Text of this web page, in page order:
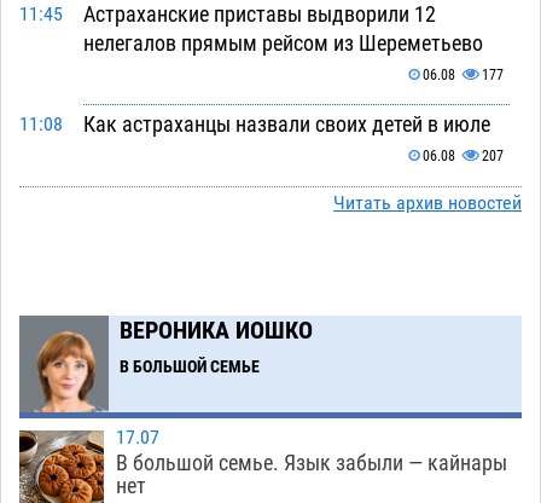
11:45
Астраханские приставы выдворили 12
нелегалов прямым рейсом из Шереметьево
06.08 177
11:08 Как астраханцы назвали своих детей в июле
06.08 207
В Астрахани несовершеннолетнему дали
09:54
Астраханский детский омбудсмен помогла
многодетному отцу вернуть родительские
права
09:13
В Астрахани купеческий банк укроют новой
крышей за шестнадцать миллионов
Читать архив новостей
ВЕРОНИКА ИОШКО
В БОЛЬШОЙ СЕМЬЕ
17.07
В большой семье. Язык забыли — кайнары
нет